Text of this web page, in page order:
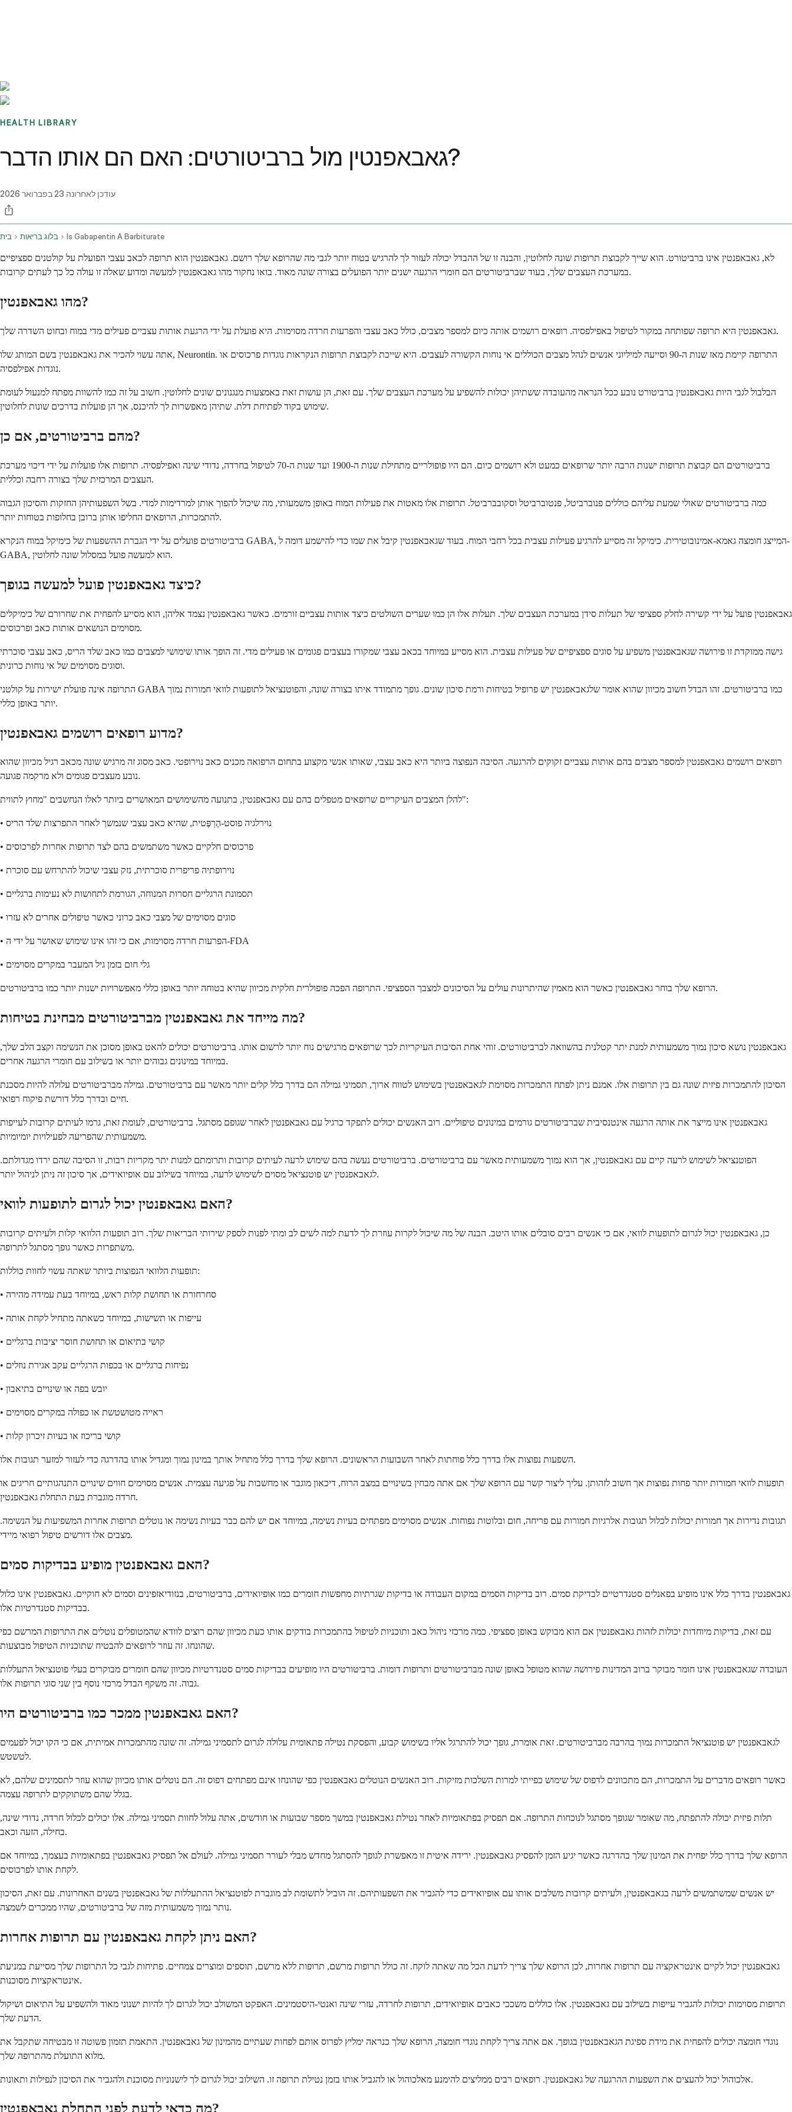
HEALTH LIBRARY
גאבאפנטין מול ברביטורטים: האם הם אותו הדבר?
עודכן לאחרונה 23 בפברואר 2026
בית בלוג בריאות Is Gabapentin A Barbiturate
לא, גאבאפנטין אינו ברביטורט. הוא שייך לקבוצת תרופות שונה לחלוטין, והבנה זו של ההבדל יכולה לעזור לך להרגיש בטוח יותר לגבי מה שהרופא שלך רושם. גאבאפנטין הוא תרופה לכאב עצבי הפועלת על קולטנים ספציפיים
במערכת העצבים שלך, בעוד שברביטורטים הם חומרי הרגעה ישנים יותר הפועלים בצורה שונה מאוד. בואו נחקור מהו גאבאפנטין למעשה ומדוע שאלה זו עולה כל כך לעתים קרובות.
מהו גאבאפנטין?
גאבאפנטין היא תרופה שפותחה במקור לטיפול באפילפסיה. רופאים רושמים אותה כיום למספר מצבים, כולל כאב עצבי והפרעות חרדה מסוימות. היא פועלת על ידי הרגעת אותות עצביים פעילים מדי במוח ובחוט השדרה שלך.
אתה עשוי להכיר את גאבאפנטין בשם המותג שלו, Neurontin. התרופה קיימת מאז שנות ה-90 וסייעה למיליוני אנשים לנהל מצבים הכוללים אי נוחות הקשורה לעצבים. היא שייכת לקבוצת תרופות הנקראות נוגדות פרכוסים או
נוגדות אפילפסיה.
הבלבול לגבי היות גאבאפנטין ברביטורט נובע ככל הנראה מהעובדה ששתיהן יכולות להשפיע על מערכת העצבים שלך. עם זאת, הן עושות זאת באמצעות מנגנונים שונים לחלוטין. חשוב על זה כמו להשוות מפתח למנעול לעומת
שימוש בקוד לפתיחת דלת. שתיהן מאפשרות לך להיכנס, אך הן פועלות בדרכים שונות לחלוטין.
מהם ברביטורטים, אם כן?
ברביטורטים הם קבוצת תרופות ישנות הרבה יותר שרופאים כמעט ולא רושמים כיום. הם היו פופולריים מתחילת שנות ה-1900 ועד שנות ה-70 לטיפול בחרדה, נדודי שינה ואפילפסיה. תרופות אלו פועלות על ידי דיכוי מערכת
העצבים המרכזית שלך בצורה רחבה וכללית.
כמה ברביטורטים שאולי שמעת עליהם כוללים פנוברביטל, פנטוברביטל וסקובברביטל. תרופות אלו מאטות את פעילות המוח באופן משמעותי, מה שיכול להפוך אותן למרדימות למדי. בשל השפעותיהן החזקות והסיכון הגבוה
להתמכרות, הרופאים החליפו אותן ברובן בחלופות בטוחות יותר.
ברביטורטים פועלים על ידי הגברת ההשפעות של כימיקל במוח הנקרא GABA, המייצג חומצה גאמא-אמינובוטירית. כימיקל זה מסייע להרגיע פעילות עצבית בכל רחבי המוח. בעוד שגאבאפנטין קיבל את שמו כדי להישמע דומה ל-
GABA, הוא למעשה פועל במסלול שונה לחלוטין.
כיצד גאבאפנטין פועל למעשה בגופך?
גאבאפנטין פועל על ידי קשירה לחלק ספציפי של תעלות סידן במערכת העצבים שלך. תעלות אלו הן כמו שערים השולטים כיצד אותות עצביים זורמים. כאשר גאבאפנטין נצמד אליהן, הוא מסייע להפחית את שחרורם של כימיקלים
מסוימים הנושאים אותות כאב ופרכוסים.
גישה ממוקדת זו פירושה שגאבאפנטין משפיע על סוגים ספציפיים של פעילות עצבית. הוא מסייע במיוחד בכאב עצבי שמקורו בעצבים פגומים או פעילים מדי. זה הופך אותו שימושי למצבים כמו כאב שלד הריס, כאב עצבי סוכרתי
וסוגים מסוימים של אי נוחות כרונית.
התרופה אינה פועלת ישירות על קולטני GABA כמו ברביטורטים. זהו הבדל חשוב מכיוון שהוא אומר שלגאבאפנטין יש פרופיל בטיחות ורמת סיכון שונים. גופך מתמודד איתו בצורה שונה, והפוטנציאל לתופעות לוואי חמורות נמוך
יותר באופן כללי.
מדוע רופאים רושמים גאבאפנטין?
רופאים רושמים גאבאפנטין למספר מצבים בהם אותות עצביים זקוקים להרגעה. הסיבה הנפוצה ביותר היא כאב עצבי, שאותו אנשי מקצוע בתחום הרפואה מכנים כאב נוירופטי. כאב מסוג זה מרגיש שונה מכאב רגיל מכיוון שהוא
נובע מעצבים פגומים ולא מרקמה פגועה.
להלן המצבים העיקריים שרופאים מטפלים בהם עם גאבאפנטין, בתנועה מהשימושים המאושרים ביותר לאלו הנחשבים "מחוץ לתווית":
• נוירלגיה פוסט-הֶרְפֶּטית, שהיא כאב עצבי שנמשך לאחר התפרצות שלד הריס
• פרכוסים חלקיים כאשר משתמשים בהם לצד תרופות אחרות לפרכוסים
• נוירופתיה פריפרית סוכרתית, נזק עצבי שיכול להתרחש עם סוכרת
• תסמונת הרגליים חסרות המנוחה, הגורמת לתחושות לא נעימות ברגליים
• סוגים מסוימים של מצבי כאב כרוני כאשר טיפולים אחרים לא עזרו
• הפרעות חרדה מסוימות, אם כי זהו אינו שימוש שאושר על ידי ה-FDA
• גלי חום בזמן גיל המעבר במקרים מסוימים
הרופא שלך בוחר גאבאפנטין כאשר הוא מאמין שהיתרונות עולים על הסיכונים למצבך הספציפי. התרופה הפכה פופולרית חלקית מכיוון שהיא בטוחה יותר באופן כללי מאפשרויות ישנות יותר כמו ברביטורטים.
מה מייחד את גאבאפנטין מברביטורטים מבחינת בטיחות?
גאבאפנטין נושא סיכון נמוך משמעותית למנת יתר קטלנית בהשוואה לברביטורטים. זוהי אחת הסיבות העיקריות לכך שרופאים מרגישים נוח יותר לרשום אותו. ברביטורטים יכולים להאט באופן מסוכן את הנשימה וקצב הלב שלך,
במיוחד במינונים גבוהים יותר או בשילוב עם חומרי הרגעה אחרים.
הסיכון להתמכרות פיזית שונה גם בין תרופות אלו. אמנם ניתן לפתח התמכרות מסוימת לגאבאפנטין בשימוש לטווח ארוך, תסמיני גמילה הם בדרך כלל קלים יותר מאשר עם ברביטורטים. גמילה מברביטורטים עלולה להיות מסכנת
חיים ובדרך כלל דורשת פיקוח רפואי.
גאבאפנטין אינו מייצר את אותה הרגעה אינטנסיבית שברביטורטים גורמים במינונים טיפוליים. רוב האנשים יכולים לתפקד כרגיל עם גאבאפנטין לאחר שגופם מסתגל. ברביטורטים, לעומת זאת, גרמו לעיתים קרובות לעייפות
משמעותית שהפריעה לפעילויות יומיומיות.
הפוטנציאל לשימוש לרעה קיים עם גאבאפנטין, אך הוא נמוך משמעותית מאשר עם ברביטורטים. ברביטורטים נעשה בהם שימוש לרעה לעיתים קרובות ותרומתם למנות יתר מקריות רבות, זו הסיבה שהם ירדו מגדולתם.
לגאבאפנטין יש פוטנציאל מסוים לשימוש לרעה, במיוחד בשילוב עם אופיואידים, אך סיכון זה ניתן לניהול יותר.
האם גאבאפנטין יכול לגרום לתופעות לוואי?
כן, גאבאפנטין יכול לגרום לתופעות לוואי, אם כי אנשים רבים סובלים אותו היטב. הבנה של מה שיכול לקרות עוזרת לך לדעת למה לשים לב ומתי לפנות לספק שירותי הבריאות שלך. רוב תופעות הלוואי קלות ולעיתים קרובות
משתפרות כאשר גופך מסתגל לתרופה.
תופעות הלוואי הנפוצות ביותר שאתה עשוי לחוות כוללות:
• סחרחורת או תחושת קלות ראש, במיוחד בעת עמידה מהירה
• עייפות או תשישות, במיוחד כשאתה מתחיל לקחת אותה
• קושי בתיאום או תחושת חוסר יציבות ברגליים
• נפיחות ברגליים או בכפות הרגליים עקב אגירת נוזלים
• יובש בפה או שינויים בתיאבון
• ראייה מטושטשת או כפולה במקרים מסוימים
• קושי בריכוז או בעיות זיכרון קלות
השפעות נפוצות אלו בדרך כלל פוחתות לאחר השבועות הראשונים. הרופא שלך בדרך כלל מתחיל אותך במינון נמוך ומגדיל אותו בהדרגה כדי לעזור למזער תגובות אלו.
תופעות לוואי חמורות יותר פחות נפוצות אך חשוב לזהותן. עליך ליצור קשר עם הרופא שלך אם אתה מבחין בשינויים במצב הרוח, דיכאון מוגבר או מחשבות על פגיעה עצמית. אנשים מסוימים חווים שינויים התנהגותיים חריגים או
חרדה מוגברת בעת התחלת גאבאפנטין.
תגובות נדירות אך חמורות יכולות לכלול תגובות אלרגיות חמורות עם פריחה, חום ובלוטות נפוחות. אנשים מסוימים מפתחים בעיות נשימה, במיוחד אם יש להם כבר בעיות נשימה או נוטלים תרופות אחרות המשפיעות על הנשימה.
מצבים אלו דורשים טיפול רפואי מיידי.
האם גאבאפנטין מופיע בבדיקות סמים?
גאבאפנטין בדרך כלל אינו מופיע בפאנלים סטנדרטיים לבדיקת סמים. רוב בדיקות הסמים במקום העבודה או בדיקות שגרתיות מחפשות חומרים כמו אופיואידים, ברביטורטים, בנזודיאזפינים וסמים לא חוקיים. גאבאפנטין אינו כלול
בבדיקות סטנדרטיות אלו.
עם זאת, בדיקות מיוחדות יכולות לזהות גאבאפנטין אם הוא מבוקש באופן ספציפי. כמה מרכזי ניהול כאב ותוכניות לטיפול בהתמכרות בודקים אותו כעת מכיוון שהם רוצים לוודא שהמטופלים נוטלים את התרופות המרשם כפי
שהונחו. זה עוזר לרופאים להבטיח שתוכניות הטיפול מבוצעות.
העובדה שגאבאפנטין אינו חומר מבוקר ברוב המדינות פירושה שהוא מטופל באופן שונה מברביטורטים ותרופות דומות. ברביטורטים היו מופיעים בבדיקות סמים סטנדרטיות מכיוון שהם חומרים מבוקרים בעלי פוטנציאל התעללות
גבוה. זה משקף הבדל מרכזי נוסף בין שני סוגי תרופות אלו.
האם גאבאפנטין ממכר כמו ברביטורטים היו?
לגאבאפנטין יש פוטנציאל התמכרות נמוך בהרבה מברביטורטים. זאת אומרת, גופך יכול להתרגל אליו בשימוש קבוע, והפסקת נטילה פתאומית עלולה לגרום לתסמיני גמילה. זה שונה מהתמכרות אמיתית, אם כי הקו יכול לפעמים
לטשטש.
כאשר רופאים מדברים על התמכרות, הם מתכוונים לדפוס של שימוש כפייתי למרות השלכות מזיקות. רוב האנשים הנוטלים גאבאפנטין כפי שהונחו אינם מפתחים דפוס זה. הם נוטלים אותו מכיוון שהוא עוזר לתסמינים שלהם, לא
בגלל שהם משתוקקים לתרופה עצמה.
תלות פיזית יכולה להתפתח, מה שאומר שגופך מסתגל לנוכחות התרופה. אם תפסיק בפתאומיות לאחר נטילת גאבאפנטין במשך מספר שבועות או חודשים, אתה עלול לחוות תסמיני גמילה. אלו יכולים לכלול חרדה, נדודי שינה,
בחילה, הזעה וכאב.
הרופא שלך בדרך כלל יפחית את המינון שלך בהדרגה כאשר יגיע הזמן להפסיק גאבאפנטין. ירידה איטית זו מאפשרת לגופך להסתגל מחדש מבלי לעורר תסמיני גמילה. לעולם אל תפסיק גאבאפנטין בפתאומיות בעצמך, במיוחד אם
לקחת אותו לפרכוסים.
יש אנשים שמשתמשים לרעה בגאבאפנטין, ולעיתים קרובות משלבים אותו עם אופיואידים כדי להגביר את השפעותיהם. זה הוביל לתשומת לב מוגברת לפוטנציאל ההתעללות של גאבאפנטין בשנים האחרונות. עם זאת, הסיכון
נותר נמוך משמעותית מזה של ברביטורטים, שהיו ממכרים לשמצה.
האם ניתן לקחת גאבאפנטין עם תרופות אחרות?
גאבאפנטין יכול לקיים אינטראקציה עם תרופות אחרות, לכן הרופא שלך צריך לדעת הכל מה שאתה לוקח. זה כולל תרופות מרשם, תרופות ללא מרשם, תוספים ומוצרים צמחיים. פתיחות לגבי כל התרופות שלך מסייעת במניעת
אינטראקציות מסוכנות.
תרופות מסוימות יכולות להגביר עייפות בשילוב עם גאבאפנטין. אלו כוללים משככי כאבים אופיואידים, תרופות לחרדה, עזרי שינה ואנטי-היסטמינים. האפקט המשולב יכול לגרום לך להיות ישנוני מאוד ולהשפיע על התיאום ושיקול
הדעת שלך.
נוגדי חומצה יכולים להפחית את מידת ספיגת הגאבאפנטין בגופך. אם אתה צריך לקחת נוגדי חומצה, הרופא שלך כנראה ימליץ לפרוס אותם לפחות שעתיים מהמינון של גאבאפנטין. התאמת תזמון פשוטה זו מבטיחה שתקבל את
מלוא התועלת מהתרופה שלך.
אלכוהול יכול להעצים את השפעות ההרגעה של גאבאפנטין. רופאים רבים ממליצים להימנע מאלכוהול או להגביל אותו בזמן נטילת תרופה זו. השילוב יכול לגרום לך לישנוניות מסוכנת ולהגביר את הסיכון לנפילות ותאונות.
מה כדאי לדעת לפני התחלת גאבאפנטין?